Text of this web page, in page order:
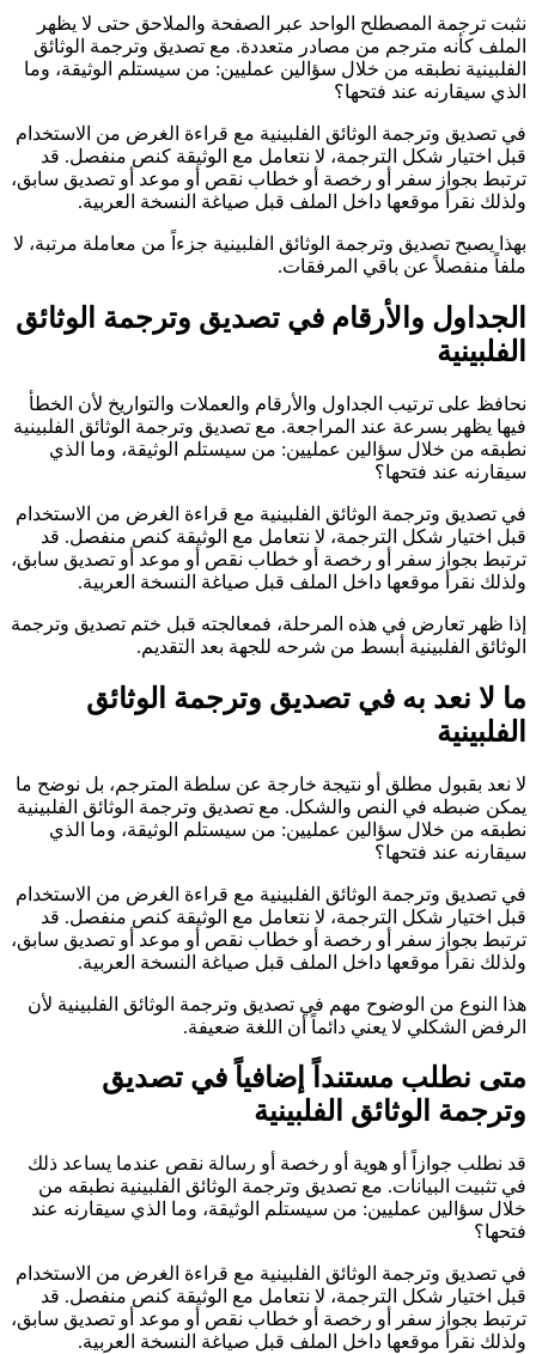
نثبت ترجمة المصطلح الواحد عبر الصفحة والملاحق حتى لا يظهر
الملف كأنه مترجم من مصادر متعددة. مع تصديق وترجمة الوثائق
الفلبينية نطبقه من خلال سؤالين عمليين: من سيستلم الوثيقة، وما
الذي سيقارنه عند فتحها؟
في تصديق وترجمة الوثائق الفلبينية مع قراءة الغرض من الاستخدام
قبل اختيار شكل الترجمة، لا نتعامل مع الوثيقة كنص منفصل. قد
ترتبط بجواز سفر أو رخصة أو خطاب نقص أو موعد أو تصديق سابق،
ولذلك نقرأ موقعها داخل الملف قبل صياغة النسخة العربية.
بهذا يصبح تصديق وترجمة الوثائق الفلبينية جزءاً من معاملة مرتبة، لا
ملفاً منفصلاً عن باقي المرفقات.
الجداول والأرقام في تصديق وترجمة الوثائق
الفلبينية
نحافظ على ترتيب الجداول والأرقام والعملات والتواريخ لأن الخطأ
فيها يظهر بسرعة عند المراجعة. مع تصديق وترجمة الوثائق الفلبينية
نطبقه من خلال سؤالين عمليين: من سيستلم الوثيقة، وما الذي
سيقارنه عند فتحها؟
في تصديق وترجمة الوثائق الفلبينية مع قراءة الغرض من الاستخدام
قبل اختيار شكل الترجمة، لا نتعامل مع الوثيقة كنص منفصل. قد
ترتبط بجواز سفر أو رخصة أو خطاب نقص أو موعد أو تصديق سابق،
ولذلك نقرأ موقعها داخل الملف قبل صياغة النسخة العربية.
إذا ظهر تعارض في هذه المرحلة، فمعالجته قبل ختم تصديق وترجمة
الوثائق الفلبينية أبسط من شرحه للجهة بعد التقديم.
ما لا نعد به في تصديق وترجمة الوثائق
الفلبينية
لا نعد بقبول مطلق أو نتيجة خارجة عن سلطة المترجم، بل نوضح ما
يمكن ضبطه في النص والشكل. مع تصديق وترجمة الوثائق الفلبينية
نطبقه من خلال سؤالين عمليين: من سيستلم الوثيقة، وما الذي
سيقارنه عند فتحها؟
في تصديق وترجمة الوثائق الفلبينية مع قراءة الغرض من الاستخدام
قبل اختيار شكل الترجمة، لا نتعامل مع الوثيقة كنص منفصل. قد
ترتبط بجواز سفر أو رخصة أو خطاب نقص أو موعد أو تصديق سابق،
ولذلك نقرأ موقعها داخل الملف قبل صياغة النسخة العربية.
هذا النوع من الوضوح مهم في تصديق وترجمة الوثائق الفلبينية لأن
الرفض الشكلي لا يعني دائماً أن اللغة ضعيفة.
متى نطلب مستنداً إضافياً في تصديق
وترجمة الوثائق الفلبينية
قد نطلب جوازاً أو هوية أو رخصة أو رسالة نقص عندما يساعد ذلك
في تثبيت البيانات. مع تصديق وترجمة الوثائق الفلبينية نطبقه من
خلال سؤالين عمليين: من سيستلم الوثيقة، وما الذي سيقارنه عند
فتحها؟
في تصديق وترجمة الوثائق الفلبينية مع قراءة الغرض من الاستخدام
قبل اختيار شكل الترجمة، لا نتعامل مع الوثيقة كنص منفصل. قد
ترتبط بجواز سفر أو رخصة أو خطاب نقص أو موعد أو تصديق سابق،
ولذلك نقرأ موقعها داخل الملف قبل صياغة النسخة العربية.